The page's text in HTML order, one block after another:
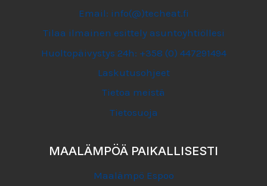
Email: info(@)techeat.fi
Tilaa ilmainen esittely asuntoyhtiöllesi
Huoltopäivystys 24h: +358 (0) 447291494
Laskutusohjeet
Tietoa meistä
Tietosuoja
MAALÄMPÖÄ PAIKALLISESTI
Maalämpö Espoo